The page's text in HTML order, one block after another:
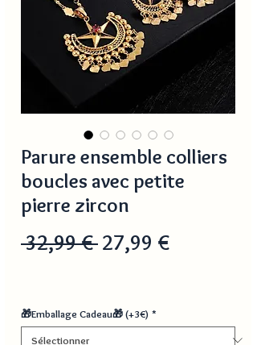
Parure ensemble colliers
boucles avec petite
pierre zircon
32,99 € Prix
27,99 €Prix
🎁Emballage Cadeau🎁 (+3€) *